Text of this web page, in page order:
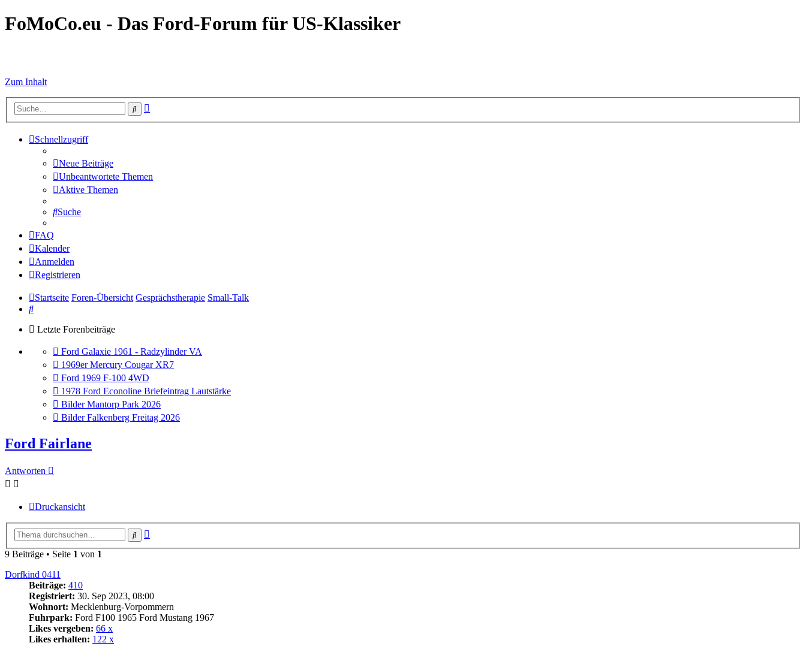
FoMoCo.eu - Das Ford-Forum für US-Klassiker
Zum Inhalt
Suche
Schnellzugriff
Neue Beiträge
Unbeantwortete Themen
Aktive Themen
Suche
FAQ
Kalender
Anmelden
Registrieren
Startseite Foren-Übersicht Gesprächstherapie Small-Talk
Suche
Letzte Forenbeiträge
Gehe
zum
letzten
Beitrag
Ford Galaxie 1961 - Radzylinder VA
Gehe
zum
letzten
Beitrag
1969er Mercury Cougar XR7
Gehe
zum
letzten
Beitrag
Ford 1969 F-100 4WD
Gehe
zum
letzten
Beitrag
1978 Ford Econoline Briefeintrag Lautstärke
Gehe
zum
letzten
Bilder Mantorp Park 2026
Gehe
letzten
Beitrag
Bilder Falkenberg Freitag 2026
Ford Fairlane
Antworten
Druckansicht
Suche
9 Beiträge • Seite 1 von 1
Dorfkind 0411
Beiträge: 410
Registriert: 30. Sep 2023, 08:00
Wohnort: Mecklenburg-Vorpommern
Fuhrpark: Ford F100 1965 Ford Mustang 1967
Likes vergeben: 66 x
Likes erhalten: 122 x